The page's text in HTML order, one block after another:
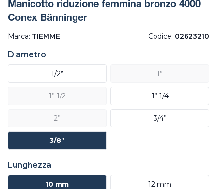
Manicotto riduzione femmina bronzo 4000
Conex Bänninger
Marca: TIEMME Codice: 02623210
Diametro
1/2” 1”
1” 1/2 1” 1/4
2” 3/4”
3/8”
Lunghezza
10 mm 12 mm